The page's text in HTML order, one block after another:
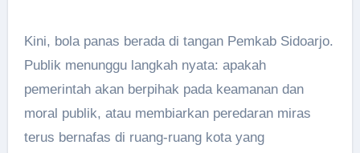
Kini, bola panas berada di tangan Pemkab Sidoarjo.
Publik menunggu langkah nyata: apakah
pemerintah akan berpihak pada keamanan dan
moral publik, atau membiarkan peredaran miras
terus bernafas di ruang-ruang kota yang